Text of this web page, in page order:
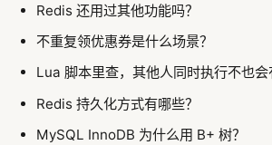
Redis 还用过其他功能吗？
不重复领优惠券是什么场景？
Lua 脚本里查，其他人同时执行不也会
Redis 持久化方式有哪些？
MySQL InnoDB 为什么用 B+ 树？